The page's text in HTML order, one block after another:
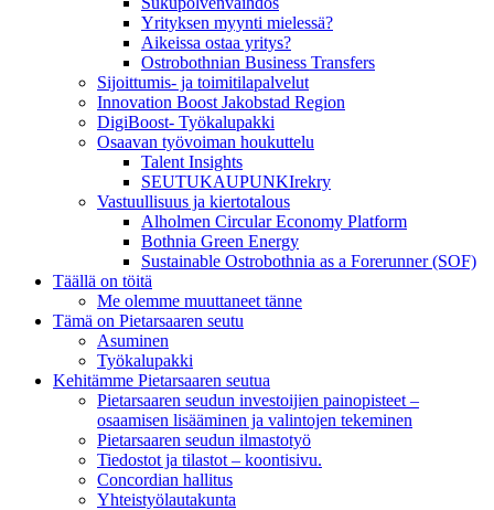
Yrityksen myynti mielessä?
Aikeissa ostaa yritys?
Ostrobothnian Business Transfers
Sijoittumis- ja toimitilapalvelut
Innovation Boost Jakobstad Region
DigiBoost- Työkalupakki
Osaavan työvoiman houkuttelu
Talent Insights
SEUTUKAUPUNKIrekry
Vastuullisuus ja kiertotalous
Alholmen Circular Economy Platform
Bothnia Green Energy
Sustainable Ostrobothnia as a Forerunner (SOF)
Täällä on töitä
Me olemme muuttaneet tänne
Tämä on Pietarsaaren seutu
Asuminen
Työkalupakki
Kehitämme Pietarsaaren seutua
Pietarsaaren seudun investoijien painopisteet –
osaamisen lisääminen ja valintojen tekeminen
Pietarsaaren seudun ilmastotyö
Tiedostot ja tilastot – koontisivu.
Concordian hallitus
Yhteistyölautakunta